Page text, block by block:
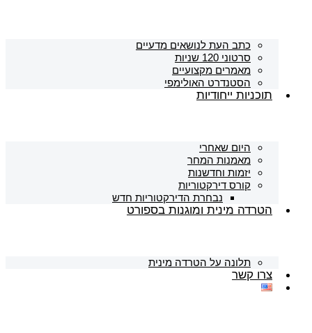
כתב העת לנושאים מדעיים
סרטוני 120 שניות
מאמרים מקצועיים
הסטנדרט האולימפי
תוכניות ייחודיות
היום שאחרי
מאמנות המחר
יזמות וחדשנות
קורס דירקטוריות
נבחרת הדירקטוריות חדש
הטרדה מינית ומוגנות בספורט
תלונה על הטרדה מינית
צרו קשר